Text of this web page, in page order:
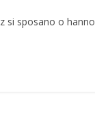
si sposano o hanno